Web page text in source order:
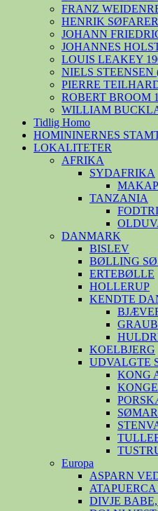
FRANZ
HENRIK
JOHANN
JOHANNES
LOUIS LEAKEY
NIELS
PIERRE
ROBERT BROOM
WILLIAM
Tidlig Homo
HOMININERNES
LOKALITETER
AFRIKA
SYDAFRIKA
TANZANIA
DANMARK
BISLEV
BØLLING SØ
ERTEBØLLE
HOLLERUP
KENDTE
KOELBJERG
UDVALGTE
KONG
Europa
ASPARN
DIVJE